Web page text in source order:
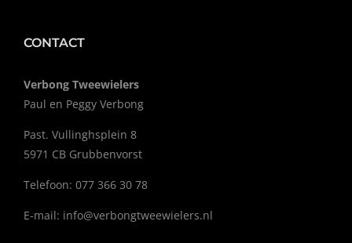
CONTACT
Verbong Tweewielers
Paul en Peggy Verbong
Past. Vullinghsplein 8
5971 CB Grubbenvorst
Telefoon: 077 366 30 78
E-mail: info@verbongtweewielers.nl